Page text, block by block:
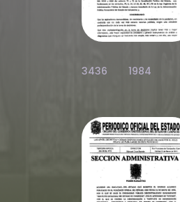
3436 1984